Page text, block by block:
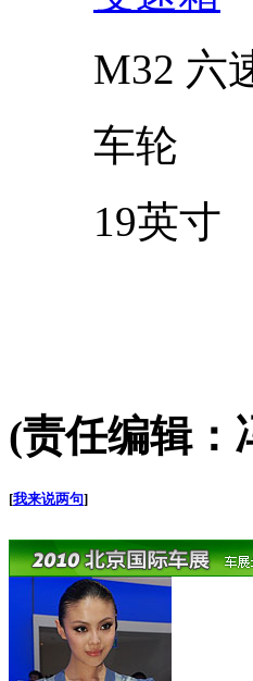
M32 六
车轮
19英寸
(责任编辑：
[我来说两句]